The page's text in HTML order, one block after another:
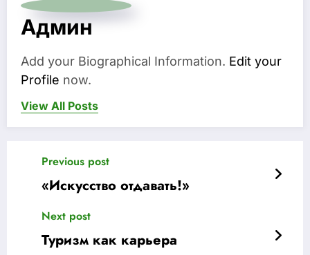
Админ
Add your Biographical Information. Edit your
Profile now.
View All Posts
Previous post
«Искусство отдавать!»
Next post
Туризм как карьера